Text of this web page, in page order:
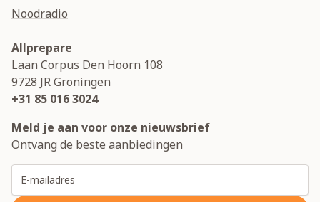
Noodradio
Allprepare
Laan Corpus Den Hoorn 108
9728 JRGroningen
+31 85 016 3024
Meld je aan voor onze nieuwsbrief
Ontvang de beste aanbiedingen